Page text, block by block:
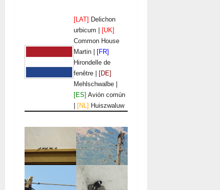
[LAT] Delichon
urbicum |
[UK]
Common House
Martin |
[FR]
Hirondelle de
fenêtre |
[DE]
Mehlschwalbe |
[ES] Avión común
[NL] Huiszwaluw